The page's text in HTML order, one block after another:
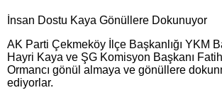
İnsan Dostu Kaya Gönüllere Dokunuyor
AK Parti Çekmeköy İlçe Başkanlığı YKM
Hayri Kaya ve ŞG Komisyon Başkanı
Ormancı gönül almaya ve gönüllere
ediyorlar.